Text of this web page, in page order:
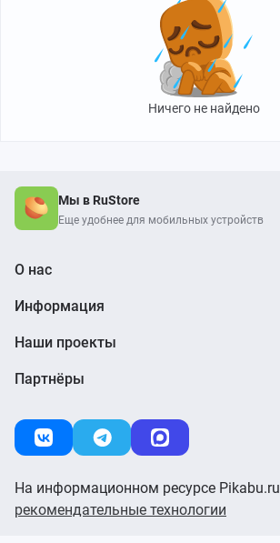
Ничего не найдено
Мы в RuStore
Еще удобнее для мобильных устройств
О нас
Информация
Наши проекты
Партнёры
На информационном ресурсе
рекомендательные технологии